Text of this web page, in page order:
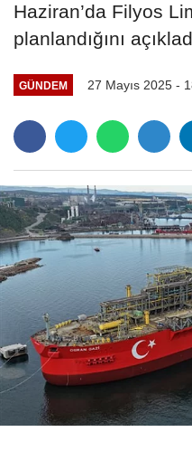
Haziran’da Filyos
planlandığını
GÜNDEM 27 Mayıs 2025 -